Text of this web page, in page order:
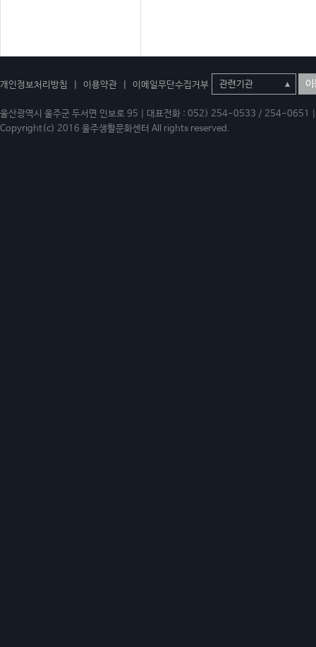
개인정보처리방침 이용약관 이메일무단수집거부 이
울산광역시 울주군 두서면 인보로 95 | 대표전화 : 052) 254-0533 / 254-
Copyright(c) 2016 울주생활문화센터 All rights reserved.